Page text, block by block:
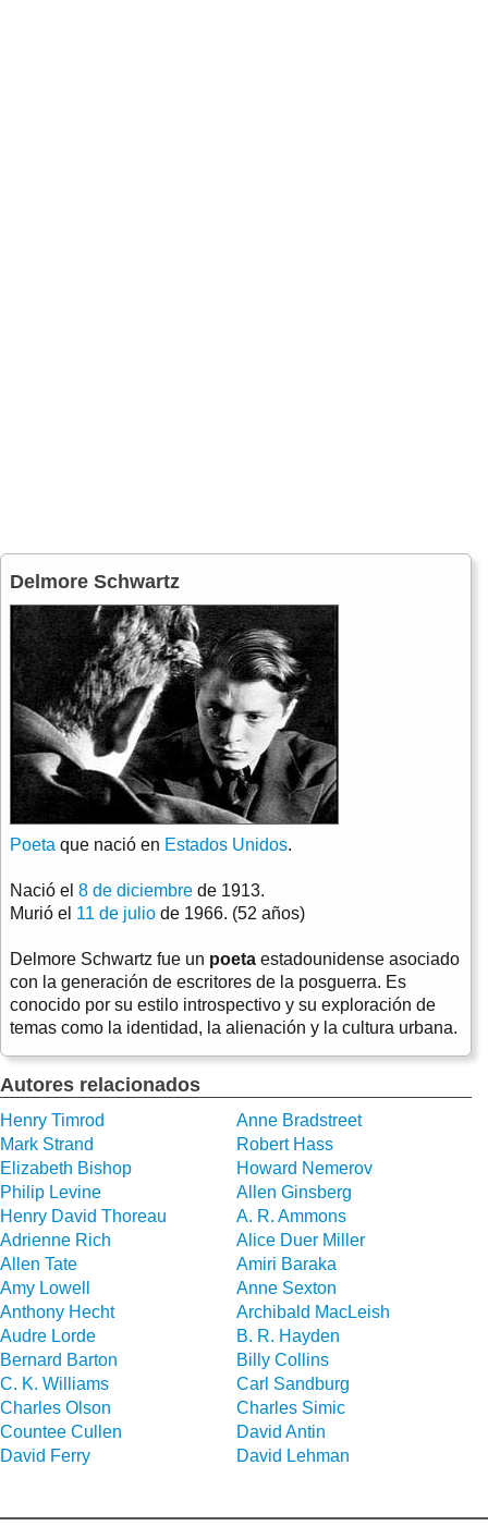
Delmore Schwartz
Poeta que nació en Estados Unidos.
Nació el 8 de diciembre de 1913.
Murió el 11 de julio de 1966. (52 años)
Delmore Schwartz fue un poeta estadounidense asociado
con la generación de escritores de la posguerra. Es
conocido por su estilo introspectivo y su exploración de
temas como la identidad, la alienación y la cultura urbana.
Autores relacionados
Henry Timrod
Anne Bradstreet
Mark Strand
Robert Hass
Elizabeth Bishop
Howard Nemerov
Philip Levine
Allen Ginsberg
Henry David Thoreau
A. R. Ammons
Adrienne Rich
Alice Duer Miller
Allen Tate
Amiri Baraka
Amy Lowell
Anne Sexton
Anthony Hecht
Archibald MacLeish
Audre Lorde
B. R. Hayden
Bernard Barton
Billy Collins
C. K. Williams
Carl Sandburg
Charles Olson
Charles Simic
Countee Cullen
David Antin
David Ferry
David Lehman